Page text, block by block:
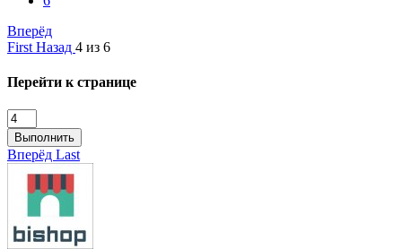
Вперёд
First Назад 4 из 6
Перейти к странице
Выполнить
Вперёд Last